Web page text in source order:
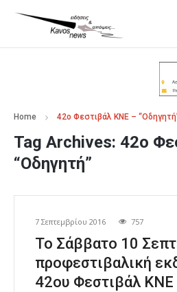
Home 42ο Φεστιβάλ ΚΝΕ –
Tag Archives: 42ο
“Οδηγητή”
7 Σεπτεμβρίου 2016 757
Το Σάββατο 10
προφεστιβαλική
42ου Φεστιβάλ ΚΝΕ